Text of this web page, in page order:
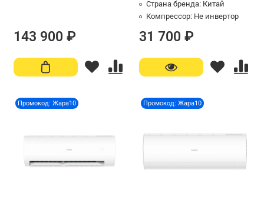
143 900 ₽
Страна бренда: Китай
Компрессор: Не инвертор
31 700 ₽
Промокод: Жара10 Промокод: Жара10